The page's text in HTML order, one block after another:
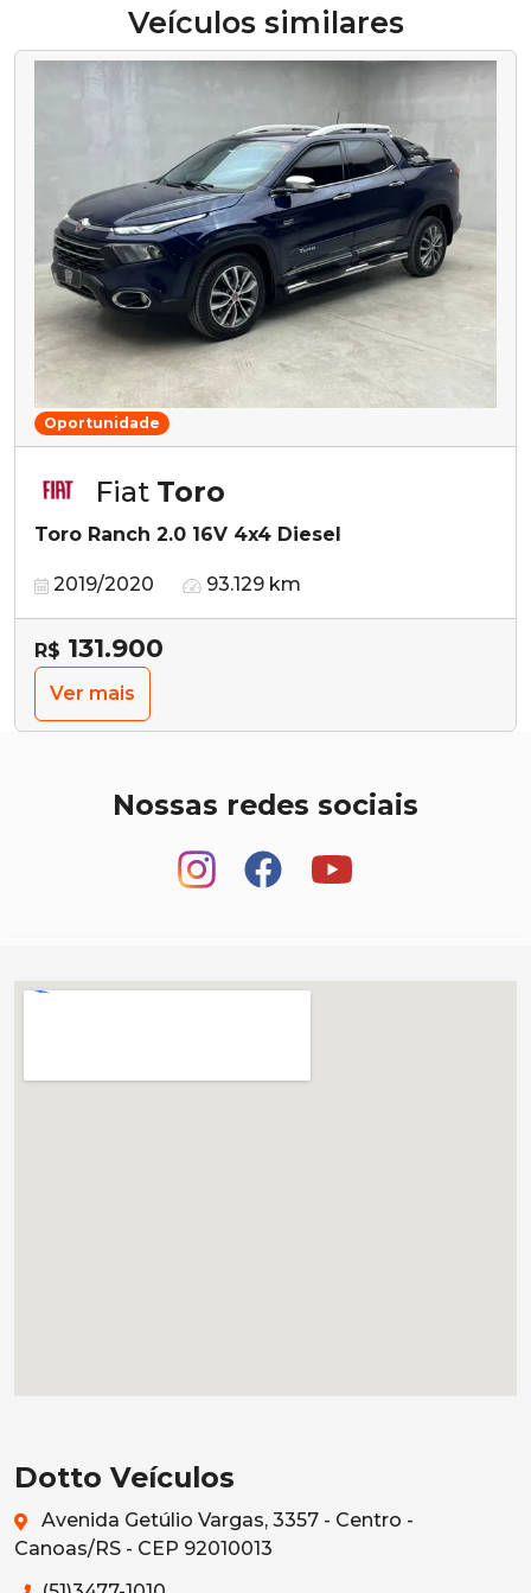
Veículos similares
Oportunidade
Fiat Toro
Toro Ranch 2.0 16V 4x4 Diesel
2019/2020 93.129 km
R$ 131.900
Ver mais
Nossas redes sociais
Dotto Veículos
Avenida Getúlio Vargas, 3357 - Centro -
Canoas/RS - CEP 92010013